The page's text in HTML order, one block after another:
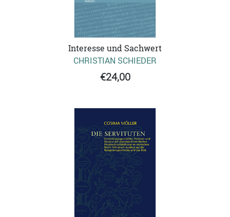
Interesse und Sachwert
CHRISTIAN SCHIEDER
€24,00